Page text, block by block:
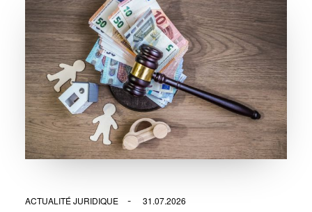
ACTUALITÉ JURIDIQUE 31.07.2026